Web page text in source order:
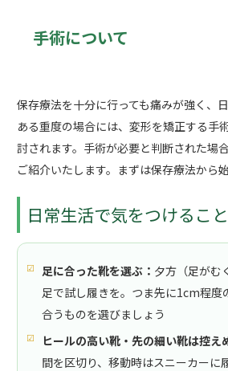
手術について
保存療法を十分に行っても痛みが強く、
ある重度の場合には、変形を矯正する手
討されます。手術が必要と判断された場
ご紹介いたします。まずは保存療法から
日常生活で気をつけるこ
足に合った靴を選ぶ： 夕方（足がむ
足で試し履きを。つま先に1cm程度
合うものを選びましょう
ヒールの高い靴・先の細い靴は控え
間を区切り、移動時はスニーカーに